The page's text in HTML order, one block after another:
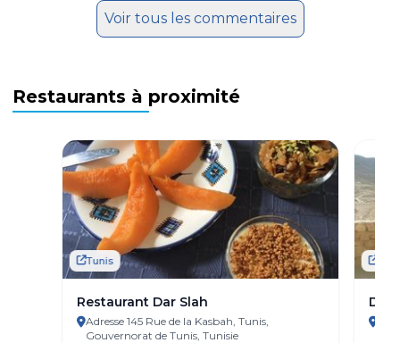
Voir tous les commentaires
Restaurants à proximité
Tunis
Restaurant Dar Slah
Adresse 145 Rue de la Kasbah, Tunis,
Gouvernorat de Tunis, Tunisie
Dar